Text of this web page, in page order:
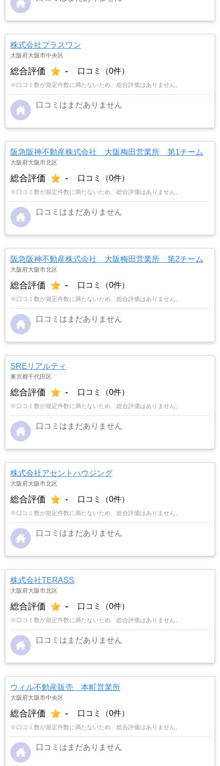
株式会社プラスワン
大阪府大阪市中央区
総合評価 - 口コミ（0件）
※口コミ数が規定件数に満たないため、総合評価はありません。
口コミはまだありません
阪急阪神不動産株式会社 大阪梅田営業所 第1チーム
大阪府大阪市北区
総合評価 - 口コミ（0件）
※口コミ数が規定件数に満たないため、総合評価はありません。
口コミはまだありません
阪急阪神不動産株式会社 大阪梅田営業所 第2チーム
大阪府大阪市北区
総合評価 - 口コミ（0件）
※口コミ数が規定件数に満たないため、総合評価はありません。
口コミはまだありません
SREリアルティ
東京都千代田区
総合評価 - 口コミ（0件）
※口コミ数が規定件数に満たないため、総合評価はありません。
口コミはまだありません
株式会社アセントハウジング
大阪府大阪市北区
総合評価 - 口コミ（0件）
※口コミ数が規定件数に満たないため、総合評価はありません。
口コミはまだありません
株式会社TERASS
大阪府大阪市北区
総合評価 - 口コミ（0件）
※口コミ数が規定件数に満たないため、総合評価はありません。
口コミはまだありません
ウィル不動産販売 本町営業所
大阪府大阪市中央区
総合評価 - 口コミ（0件）
※口コミ数が規定件数に満たないため、総合評価はありません。
口コミはまだありません